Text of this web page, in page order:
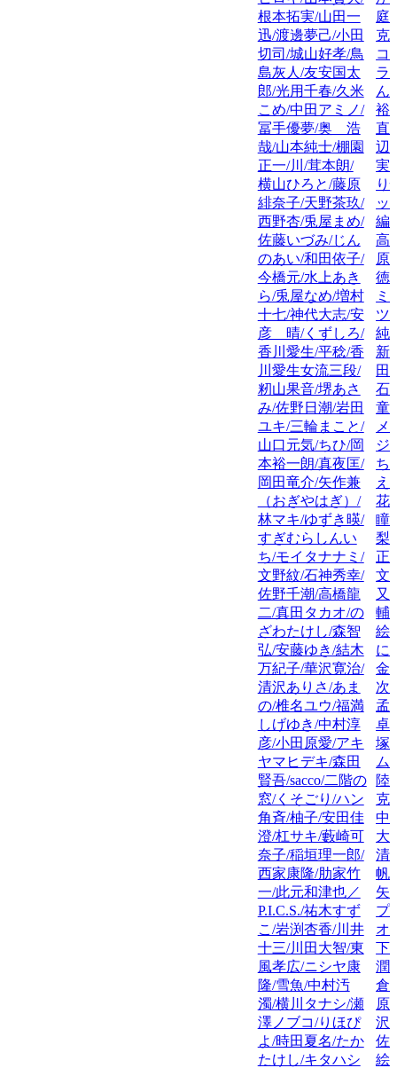
根本拓実/山田一
迅/渡邊夢己/小田
切司/城山好孝/鳥
島灰人/友安国太
郎/光用千春/久米
こめ/中田アミノ/
冨手優夢/奥 浩
哉/山本純士/棚園
正一/川/茸本朗/
横山ひろと/藤原
緋奈子/天野茶玖/
西野杏/兎屋まめ/
佐藤いづみ/じん
のあい/和田依子/
今橋元/水上あき
ら/兎屋なめ/増村
十七/神代大志/安
彦 晴/くずしろ/
香川愛生/平稔/香
川愛生女流三段/
籾山果音/堺あさ
み/佐野日潮/岩田
ユキ/三輪まこと/
山口元気/ちひ/岡
本裕一朗/真夜匡/
岡田竜介/矢作兼
（おぎやはぎ）/
林マキ/ゆずき暎/
すぎむらしんい
ち/モイタナナミ/
文野紋/石神秀幸/
佐野千潮/高橋龍
二/真田タカオ/の
ざわたけし/森智
弘/安藤ゆき/結木
万紀子/華沢寛治/
清沢ありさ/あま
の/椎名ユウ/福満
しげゆき/中村淳
彦/小田原愛/アキ
ヤマヒデキ/森田
賢吾/sacco/二階の
窓/くそごり/ハン
角斉/柚子/安田佳
澄/杠サキ/藪崎可
奈子/稲垣理一郎/
西家康隆/肋家竹
一/此元和津也／
P.I.C.S./祐木すず
こ/岩渕杏香/川井
十三/川田大智/東
風孝広/ニシヤ康
隆/雪魚/中村汚
濁/横川タナシ/瀬
澤ノブコ/りほぴ
よ/時田夏名/たか
たけし/キタハシ
庭/
克
コ
ラ
ん
裕/
直
辺
実/
り
ッ
編
高
原
徳/
ミ
ツ
純/
新
田
石
童
メ
ジ
ち
え
花
瞳/
梨
正
文
又
輔/
絵
に
金
次/
孟
卓
塚
ム
陸
克
中
大
清
帆/
矢
プ
オ
下
潤/
倉
原
沢
佐
絵/